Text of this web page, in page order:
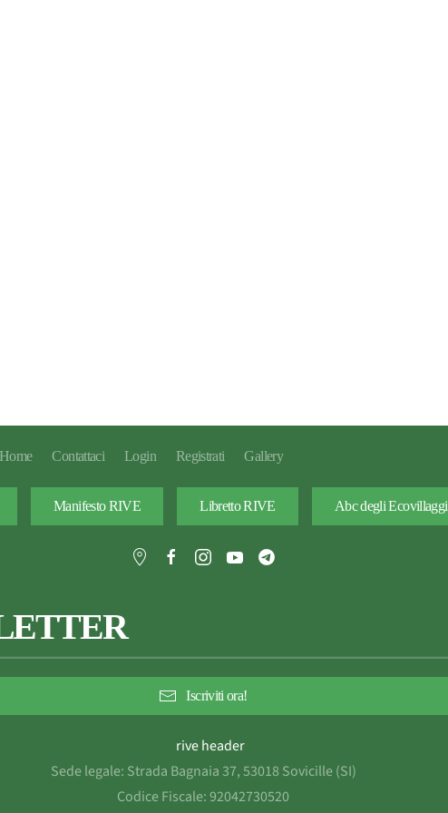
Home Contattaci Login Registrati Gallery
Manifesto RIVE Libretto RIVE Abc degli Ecovillaggi
Iscriviti ora!
Sede legale: Strada Bagnaia 37, 53018 Sovicille (SI)
Codice Fiscale: 92042730520